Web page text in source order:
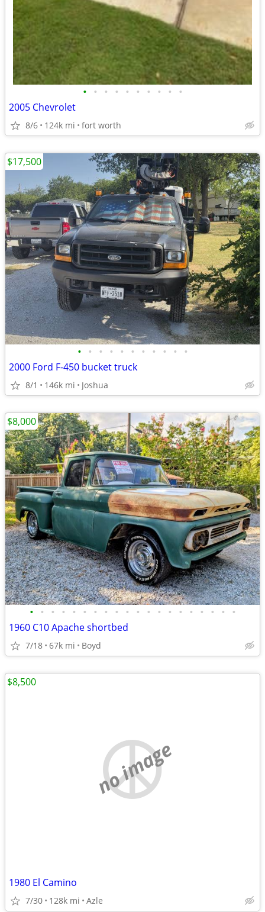
• • • • • • • • • •
2005 Chevrolet
8/6 124k mi fort worth
• • • • • • • • • • •
2000 Ford F-450 bucket truck
8/1 146k mi Joshua
$17,500
• • • • • • • • • • • • • • • • • • • •
1960 C10 Apache shortbed
7/18 67k mi Boyd
$8,000
no image
1980 El Camino
7/30 128k mi Azle
$8,500